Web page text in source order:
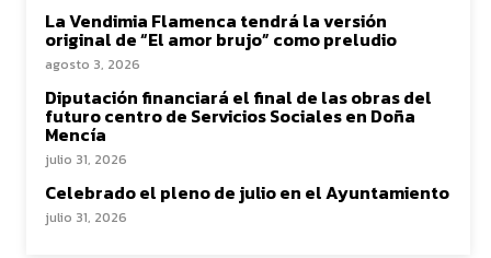
La Vendimia Flamenca tendrá la versión
original de “El amor brujo” como preludio
agosto 3, 2026
Diputación financiará el final de las obras del
futuro centro de Servicios Sociales en Doña
Mencía
julio 31, 2026
Celebrado el pleno de julio en el Ayuntamiento
julio 31, 2026